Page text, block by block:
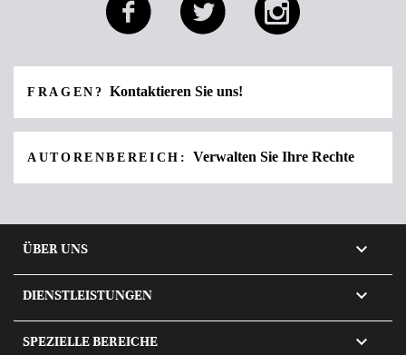
FRAGEN?Kontaktieren Sie uns!
AUTORENBEREICH:Verwalten Sie Ihre Rechte
ÜBER UNS 
DIENSTLEISTUNGEN 
SPEZIELLE BEREICHE 